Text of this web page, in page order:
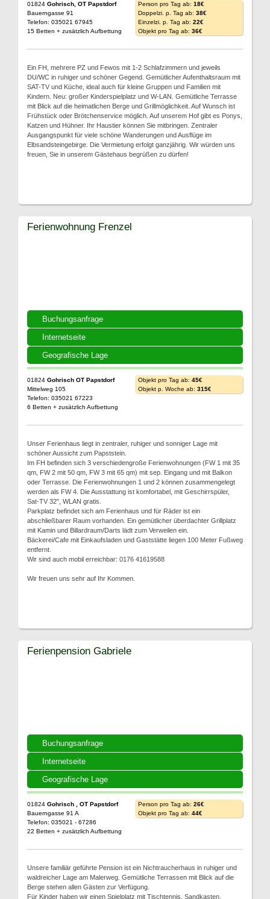
01824 Gohrisch, OT Papstdorf
Bauerngasse 91
Telefon: 035021 67945
15 Betten + zusätzlich Aufbettung
Person pro Tag ab: 18€
Doppelzi. p. Tag ab: 38€
Einzelzi. p. Tag ab: 22€
Objekt pro Tag ab: 36€
Ein FH, mehrere PZ und Fewos mit 1-2 Schlafzimmern und jeweils
DU/WC in ruhiger und schöner Gegend. Gemütlicher Aufenthaltsraum mit
SAT-TV und Küche, ideal auch für kleine Gruppen und Familien mit
Kindern. Neu: großer Kinderspielplatz und W-LAN. Gemütliche Terrasse
mit Blick auf die heimatlichen Berge und Grillmöglichkeit. Auf Wunsch ist
Frühstück oder Brötchenservice möglich. Auf unserem Hof gibt es Ponys,
Katzen und Hühner. Ihr Haustier können Sie mitbringen. Zentraler
Ausgangspunkt für viele schöne Wanderungen und Ausflüge im
Elbsandsteingebirge. Die Vermietung erfolgt ganzjährig. Wir würden uns
freuen, Sie in unserem Gästehaus begrüßen zu dürfen!
Buchungsanfrage
Internetseite
Geografische Lage
Ferienwohnung Frenzel
01824 Gohrisch OT Papstdorf
Mittelweg 105
Telefon: 035021 67223
6 Betten + zusätzlich Aufbettung
Objekt pro Tag ab: 45€
Objekt p. Woche ab: 315€
Unser Ferienhaus liegt in zentraler, ruhiger und sonniger Lage mit
schöner Aussicht zum Papststein.
Im FH befinden sich 3 verschiedengroße Ferienwohnungen (FW 1 mit 35
qm, FW 2 mit 50 qm, FW 3 mit 65 qm) mit sep. Eingang und mit Balkon
oder Terrasse. Die Ferienwohnungen 1 und 2 können zusammengelegt
werden als FW 4. Die Ausstattung ist komfortabel, mit Geschirrspüler,
Sat-TV 32", WLAN gratis.
Parkplatz befindet sich am Ferienhaus und für Räder ist ein
abschließbarer Raum vorhanden. Ein gemütlicher überdachter Grillplatz
mit Kamin und Billardraum/Darts lädt zum Verweilen ein.
Bäckerei/Cafe mit Einkaufsladen und Gaststätte liegen 100 Meter Fußweg
entfernt.
Wir sind auch mobil erreichbar: 0176 41619588
Wir freuen uns sehr auf Ihr Kommen.
Buchungsanfrage
Internetseite
Geografische Lage
Ferienpension Gabriele
01824 Gohrisch , OT Papstdorf
Bauerngasse 91 A
Telefon: 035021 - 67286
22 Betten + zusätzlich Aufbettung
Person pro Tag ab: 26€
Objekt pro Tag ab: 44€
Unsere familiär geführte Pension ist ein Nichtraucherhaus in ruhiger und
waldreicher Lage am Malerweg. Gemütliche Terrassen mit Blick auf die
Berge stehen allen Gästen zur Verfügung.
Für Kinder haben wir einen Spielplatz mit Tischtennis, Sandkasten,